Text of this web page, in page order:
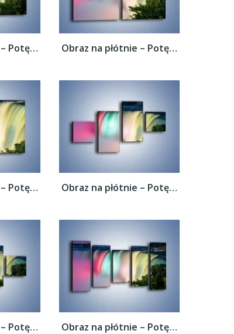
Obraz na płótnie – Potęga niagary –... Obraz na płótnie – Potęga niagary –...
Obraz na płótnie – Potęga niagary –... Obraz na płótnie – Potęga niagary –...
Obraz na płótnie – Potęga niagary –... Obraz na płótnie – Potęga niagary –...